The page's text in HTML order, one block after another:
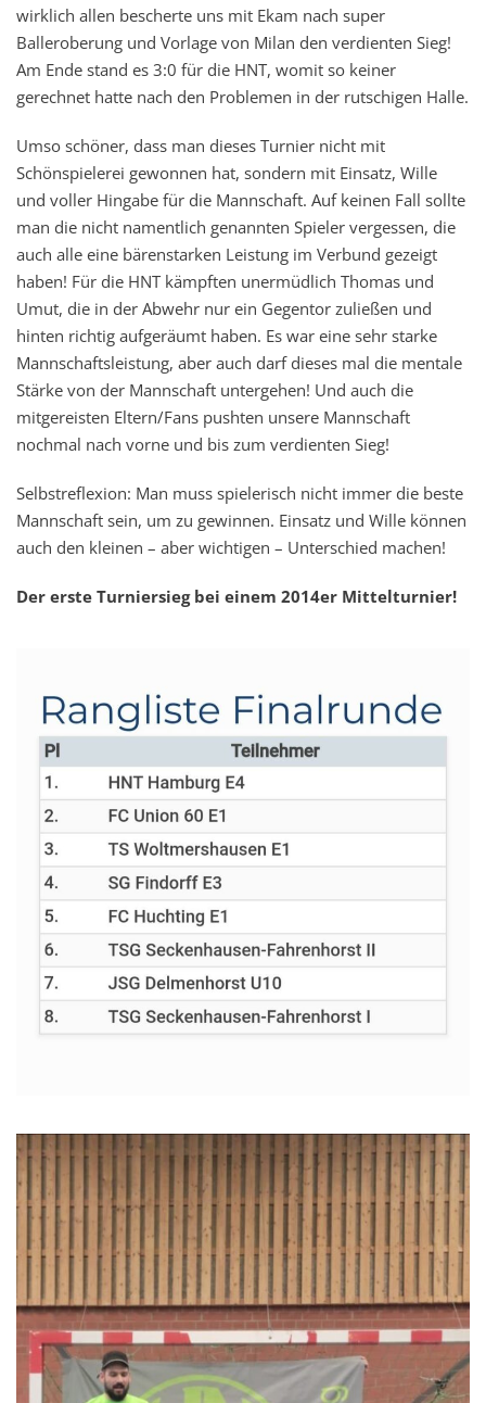
wirklich allen bescherte uns mit Ekam nach super
Balleroberung und Vorlage von Milan den verdienten Sieg!
Am Ende stand es 3:0 für die HNT, womit so keiner
gerechnet hatte nach den Problemen in der rutschigen Halle.
Umso schöner, dass man dieses Turnier nicht mit
Schönspielerei gewonnen hat, sondern mit Einsatz, Wille
und voller Hingabe für die Mannschaft. Auf keinen Fall sollte
man die nicht namentlich genannten Spieler vergessen, die
auch alle eine bärenstarken Leistung im Verbund gezeigt
haben! Für die HNT kämpften unermüdlich Thomas und
Umut, die in der Abwehr nur ein Gegentor zuließen und
hinten richtig aufgeräumt haben. Es war eine sehr starke
Mannschaftsleistung, aber auch darf dieses mal die mentale
Stärke von der Mannschaft untergehen! Und auch die
mitgereisten Eltern/Fans pushten unsere Mannschaft
nochmal nach vorne und bis zum verdienten Sieg!
Selbstreflexion: Man muss spielerisch nicht immer die beste
Mannschaft sein, um zu gewinnen. Einsatz und Wille können
auch den kleinen – aber wichtigen – Unterschied machen!
Der erste Turniersieg bei einem 2014er Mittelturnier!